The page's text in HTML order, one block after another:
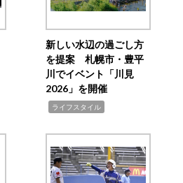
新しい水辺の過ごし方
を提案 札幌市・豊平
川でイベント「川見
2026」を開催
ライフスタイル